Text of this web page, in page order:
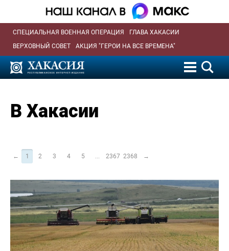
СПЕЦИАЛЬНАЯ ВОЕННАЯ ОПЕРАЦИЯ
ГЛАВА ХАКАСИИ
ВЕРХОВНЫЙ СОВЕТ
АКЦИЯ "ГЕРОИ НА ВСЕ ВРЕМЕНА"
В Хакасии
← 1 2 3 4 5 2367 2368 →